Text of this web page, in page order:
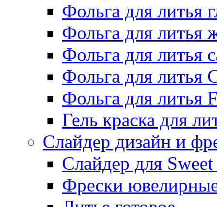
Фольга для литья
Фольга для литья
Фольга для литья
Фольга для литья
Фольга для литья
Гель краска для
Слайдер дизайн и
Слайдер для
Фрески